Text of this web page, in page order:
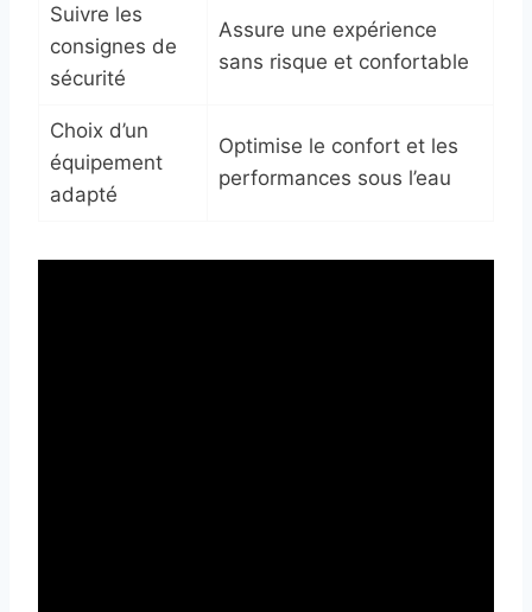
Suivre les
consignes de
sécurité
Assure une expérience
sans risque et confortable
Choix d’un
équipement
adapté
Optimise le confort et les
performances sous l’eau